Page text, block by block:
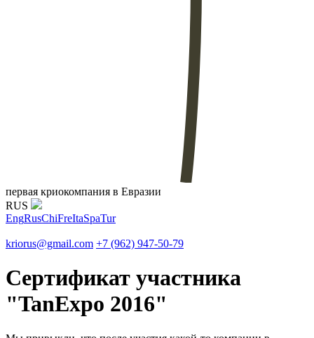
первая криокомпания в Евразии
RUS
EngRusChiFreItaSpaTur
kriorus@gmail.com +7 (962) 947-50-79
Сертификат участника
"TanExpo 2016"